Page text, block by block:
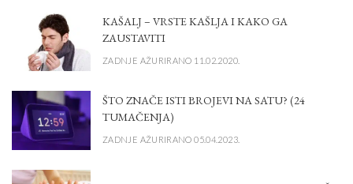
KAŠALJ – VRSTE KAŠLJA I KAKO GA
ZAUSTAVITI
ZADNJE AŽURIRANO 11.02.2020.
ŠTO ZNAČE ISTI BROJEVI NA SATU? (24
TUMAČENJA)
ZADNJE AŽURIRANO 05.04.2023.